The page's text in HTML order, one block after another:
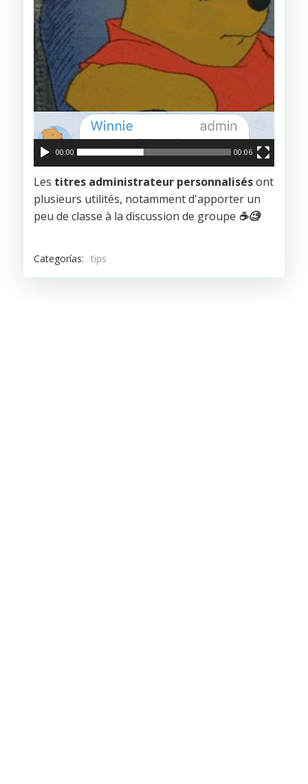
00:00 00:06
Les titres administrateur personnalisésont
plusieurs utilités, notamment d'apporter un
peu de classe à la discussion de groupe ☕️🧐
Categorías: tips